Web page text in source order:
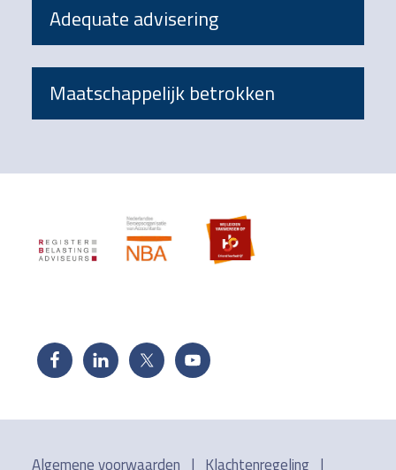
Adequate advisering
Maatschappelijk betrokken
Algemene voorwaarden | Klachtenregeling|